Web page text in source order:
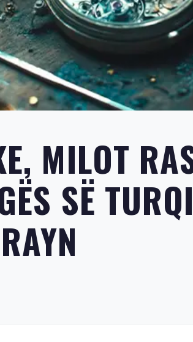
MILOT
SË